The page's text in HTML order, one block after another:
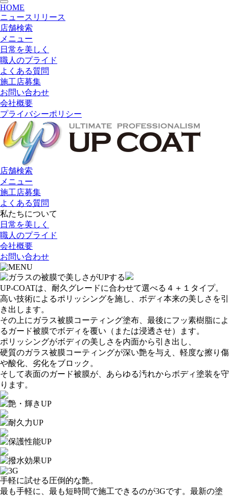
toggle
navigation
HOME
ニュースリリース
店舗検索
メニュー
日常を美しく
職人のプライド
よくある質問
施工店募集
お問い合わせ
会社概要
プライバシーポリシー
店舗検索
メニュー
施工店募集
よくある質問
私たちについて
日常を美しく
職人のプライド
会社概要
お問い合わせ
UP-COATは、耐久グレードに合わせて選べる４＋１タイプ。
高い技術によるポリッシングを施し、ボディ本来の美しさを引
き出します。
その上にガラス被膜コーティング塗布、最後にフッ素樹脂によ
るガード被膜でボディを覆い（または浸透させ）ます。
ポリッシングがボディの美しさを内面から引き出し、
硬質のガラス被膜コーティングが深い艶を与え、軽度な擦り傷
や酸化、劣化をブロック。
そして表面のガード被膜が、あらゆる汚れからボディ塗装を守
ります。
手軽に試せる圧倒的な艶。
最も手軽に、最も短時間で施工できるのが3Gです。最新の塗